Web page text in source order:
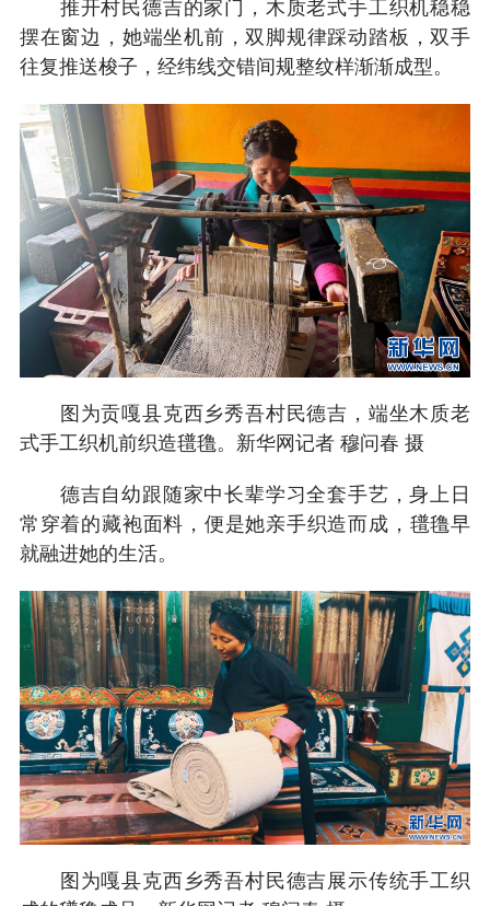
推开村民德吉的家门，木质老式手工织机稳稳
摆在窗边，她端坐机前，双脚规律踩动踏板，双手
往复推送梭子，经纬线交错间规整纹样渐渐成型。
图为贡嘎县克西乡秀吾村民德吉，端坐木质老
式手工织机前织造氆氇。新华网记者 穆问春 摄
德吉自幼跟随家中长辈学习全套手艺，身上日
常穿着的藏袍面料，便是她亲手织造而成，氆氇早
就融进她的生活。
图为嘎县克西乡秀吾村民德吉展示传统手工织